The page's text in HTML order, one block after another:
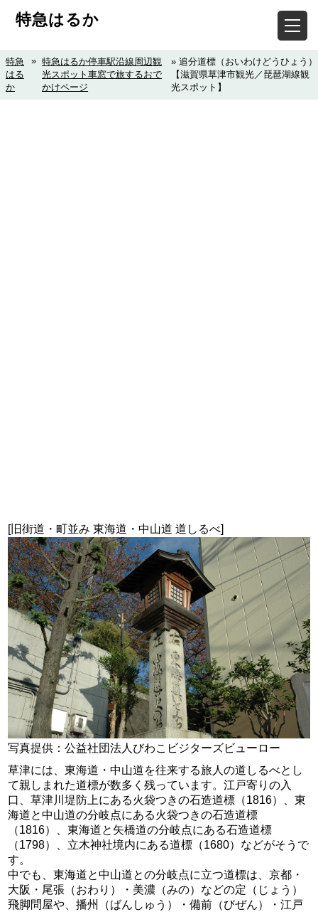
特急はるか
特急
はる
か
» 特急はるか停車駅沿線周辺観
光スポット車窓で旅するおで
かけページ
» 追分道標（おいわけどうひょう）
【滋賀県草津市観光／琵琶湖線観
光スポット】
[旧街道・町並み 東海道・中山道 道しるべ]
写真提供：公益社団法人びわこビジターズビューロー
草津には、東海道・中山道を往来する旅人の道しるべとし
て親しまれた道標が数多く残っています。江戸寄りの入
口、草津川堤防上にある火袋つきの石造道標（1816）、東
海道と中山道の分岐点にある火袋つきの石造道標
（1816）、東海道と矢橋道の分岐点にある石造道標
（1798）、立木神社境内にある道標（1680）などがそうで
す。
中でも、東海道と中山道との分岐点に立つ道標は、京都・
大阪・尾張（おわり）・美濃（みの）などの定（じょう）
飛脚問屋や、播州（ばんしゅう）・備前（びぜん）・江戸